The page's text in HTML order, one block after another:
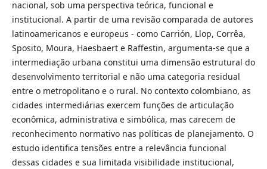
nacional, sob uma perspectiva teórica, funcional e
institucional. A partir de uma revisão comparada de autores
latinoamericanos e europeus - como Carrión, Llop, Corrêa,
Sposito, Moura, Haesbaert e Raffestin, argumenta-se que a
intermediação urbana constitui uma dimensão estrutural do
desenvolvimento territorial e não uma categoria residual
entre o metropolitano e o rural. No contexto colombiano, as
cidades intermediárias exercem funções de articulação
econômica, administrativa e simbólica, mas carecem de
reconhecimento normativo nas políticas de planejamento. O
estudo identifica tensões entre a relevância funcional
dessas cidades e sua limitada visibilidade institucional,